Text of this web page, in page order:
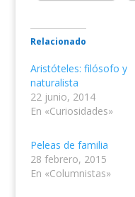
Relacionado
Aristóteles: filósofo y
naturalista
22 junio, 2014
En «Curiosidades»
Peleas de familia
28 febrero, 2015
En «Columnistas»